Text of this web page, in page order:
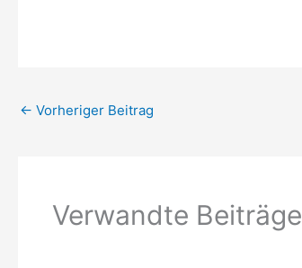
← Vorheriger Beitrag
Verwandte Beiträge